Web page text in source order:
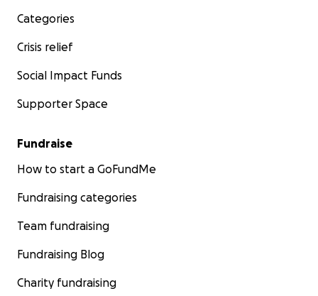
Categories
Crisis relief
Social Impact Funds
Supporter Space
Fundraise
How to start a GoFundMe
Fundraising categories
Team fundraising
Fundraising Blog
Charity fundraising